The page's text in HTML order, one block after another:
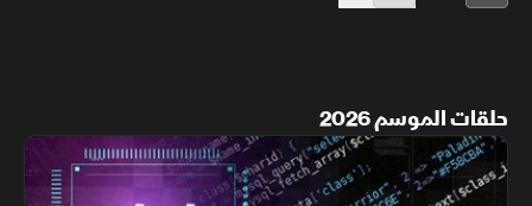
حلقات الموسم 2026